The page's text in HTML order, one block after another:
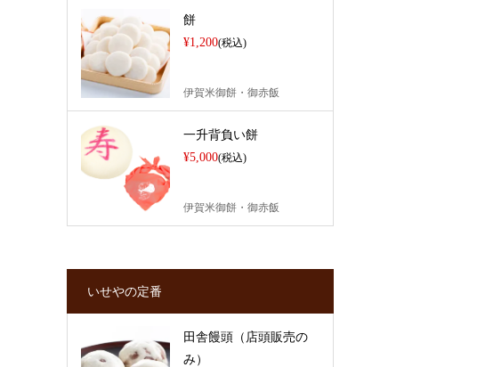
餅
¥1,200(税込)
伊賀米御餅・御赤飯
一升背負い餅
¥5,000(税込)
伊賀米御餅・御赤飯
いせやの定番
田舎饅頭（店頭販売の
み）